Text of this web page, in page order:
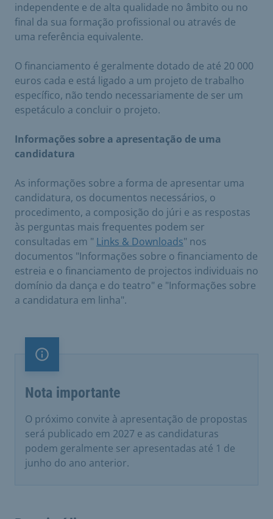
independente e de alta qualidade no âmbito ou no
final da sua formação profissional ou através de
uma referência equivalente.
O financiamento é geralmente dotado de até 20 000
euros cada e está ligado a um projeto de trabalho
específico, não tendo necessariamente de ser um
espetáculo a concluir o projeto.
Informações sobre a apresentação de uma
candidatura
As informações sobre a forma de apresentar uma
candidatura, os documentos necessários, o
procedimento, a composição do júri e as respostas
às perguntas mais frequentes podem ser
consultadas em " Links & Downloads" nos
documentos "Informações sobre o financiamento de
estreia e o financiamento de projectos individuais no
domínio da dança e do teatro" e "Informações sobre
a candidatura em linha".
Nota importante
Nota importante
O próximo convite à apresentação de propostas
será publicado em 2027 e as candidaturas
podem geralmente ser apresentadas até 1 de
junho do ano anterior.